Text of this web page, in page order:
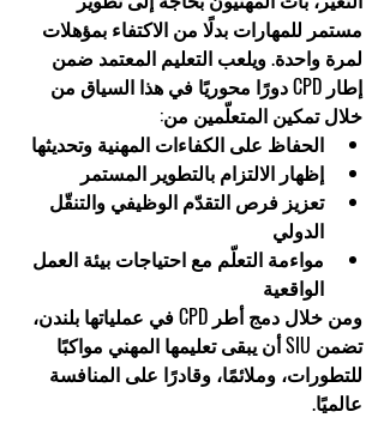
مستمر للمهارات بدلًا من الاكتفاء بمؤهلات
لمرة واحدة. ويلعب التعليم المعتمد ضمن
إطار CPD دورًا محوريًا في هذا السياق من
خلال تمكين المتعلّمين من:
الحفاظ على الكفاءات المهنية وتحديثها
إظهار الالتزام بالتطوير المستمر
تعزيز فرص التقدّم الوظيفي والتنقّل
الدولي
مواءمة التعلّم مع احتياجات بيئة العمل
الواقعية
ومن خلال دمج أطر CPD في عملياتها بلندن،
تضمن SIU أن يبقى تعليمها المهني
مواكبًا
للتطورات، وملائمًا، وقادرًا على المنافسة
عالميًا.